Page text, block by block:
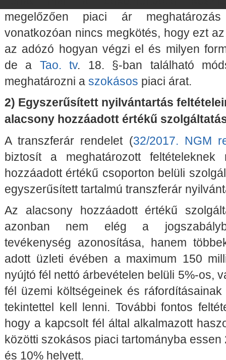
megelőzően piaci ár
vonatkozóan nincs megkötés, hogy ezt
az adózó hogyan végzi el és milyen
de a Tao. tv. 18. §-ban található
meghatározni a szokásos piaci árat.
2) Egyszerűsített nyilvántartás
alacsony hozzáadott értékű
A transzferár rendelet (32/2017. NGM
biztosít a meghatározott feltételeknek
hozzáadott értékű csoporton belüli
egyszerűsített tartalmú transzferár
Az alacsony hozzáadott értékű
azonban nem elég a
tevékenység azonosítása, hanem
adott üzleti évében a maximum 150
nyújtó fél nettó árbevételen belüli 5%-os,
fél üzemi költségeinek és
tekintettel kell lenni. További fontos
hogy a kapcsolt fél által alkalmazott
közötti szokásos piaci tartományba essen
és 10% helyett.